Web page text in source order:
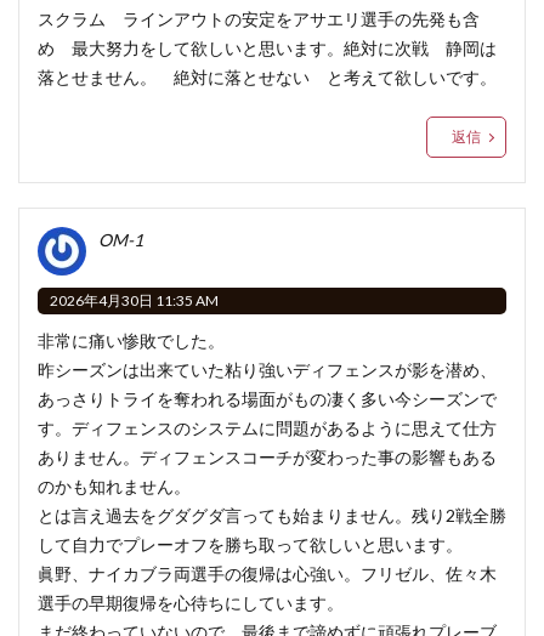
スクラム ラインアウトの安定をアサエリ選手の先発も含
め 最大努力をして欲しいと思います。絶対に次戦 静岡は
落とせません。 絶対に落とせない と考えて欲しいです。
返信
OM-1
2026年4月30日 11:35 AM
非常に痛い惨敗でした。
昨シーズンは出来ていた粘り強いディフェンスが影を潜め、
あっさりトライを奪われる場面がもの凄く多い今シーズンで
す。ディフェンスのシステムに問題があるように思えて仕方
ありません。ディフェンスコーチが変わった事の影響もある
のかも知れません。
とは言え過去をグダグダ言っても始まりません。残り2戦全勝
して自力でプレーオフを勝ち取って欲しいと思います。
眞野、ナイカブラ両選手の復帰は心強い。フリゼル、佐々木
選手の早期復帰を心待ちにしています。
まだ終わっていないので、最後まで諦めずに頑張れプレーブ